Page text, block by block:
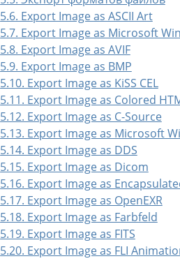
5.6. Export Image as ASCII Art
5.7. Export Image as Microsoft
5.8. Export Image as AVIF
5.9. Export Image as BMP
5.10. Export Image as KiSS CEL
5.11. Export Image as Colored
5.12. Export Image as C-Source
5.13. Export Image as Microsoft
5.14. Export Image as DDS
5.15. Export Image as Dicom
5.16. Export Image as
5.17. Export Image as OpenEXR
5.18. Export Image as Farbfeld
5.19. Export Image as FITS
5.20. Export Image as FLI